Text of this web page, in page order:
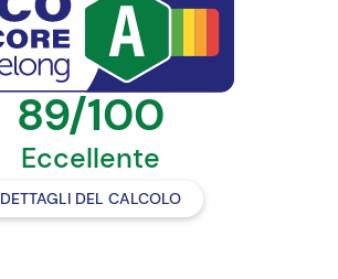
89/100
Eccellente
DETTAGLI DEL CALCOLO